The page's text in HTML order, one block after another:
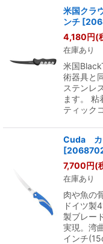
米国クラ
ンチ [
4,180円(
在庫あり
米国
術器具と
ステンレ
ます。 粘
ティック
Cuda カ
[
7,700円(
在庫あり
肉や魚の
ドイツ製
製ブレー
実現。湾
インチ